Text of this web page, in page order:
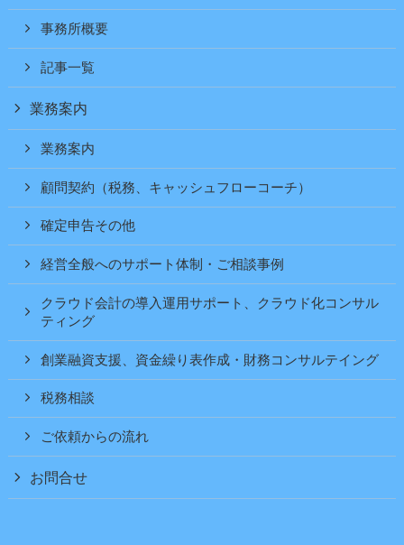
事務所概要
記事一覧
業務案内
業務案内
顧問契約（税務、キャッシュフローコーチ）
確定申告その他
経営全般へのサポート体制・ご相談事例
クラウド会計の導入運用サポート、クラウド化コンサル
ティング
創業融資支援、資金繰り表作成・財務コンサルテイング
税務相談
ご依頼からの流れ
お問合せ